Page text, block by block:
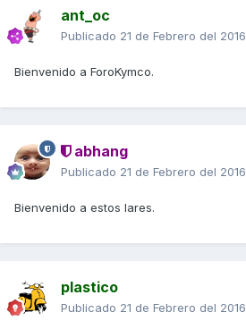
ant_oc
Publicado 21 de Febrero del 2016
Bienvenido a ForoKymco.
abhang
Publicado 21 de Febrero del 2016
Bienvenido a estos lares.
plastico
Publicado 21 de Febrero del 2016